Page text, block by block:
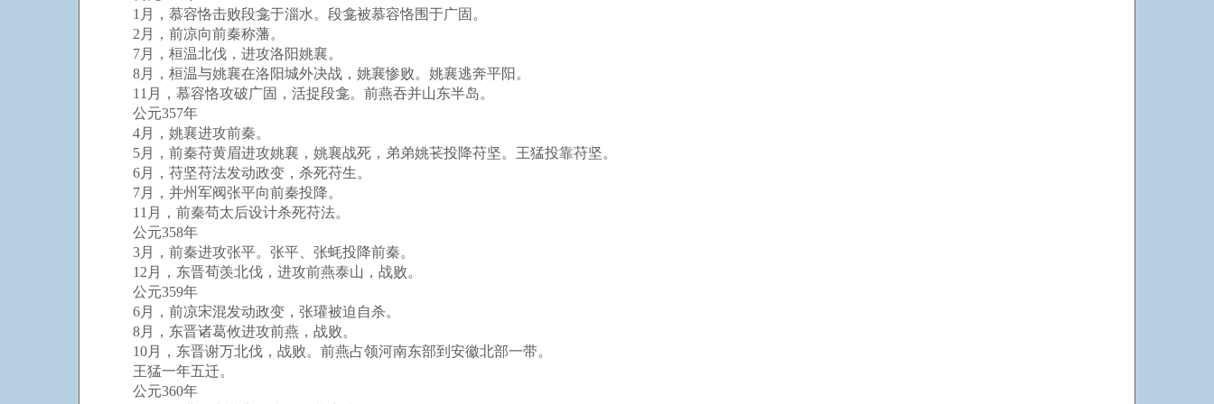
1月，慕容恪击败段龛于淄水。段龛被慕容恪围于广固。
2月，前凉向前秦称藩。
7月，桓温北伐，进攻洛阳姚襄。
8月，桓温与姚襄在洛阳城外决战，姚襄惨败。姚襄逃奔平阳。
11月，慕容恪攻破广固，活捉段龛。前燕吞并山东半岛。
公元357年
4月，姚襄进攻前秦。
5月，前秦苻黄眉进攻姚襄，姚襄战死，弟弟姚苌投降苻坚。王猛投靠苻坚。
6月，苻坚苻法发动政变，杀死苻生。
7月，并州军阀张平向前秦投降。
11月，前秦苟太后设计杀死苻法。
公元358年
3月，前秦进攻张平。张平、张蚝投降前秦。
12月，东晋荀羡北伐，进攻前燕泰山，战败。
公元359年
6月，前凉宋混发动政变，张瓘被迫自杀。
8月，东晋诸葛攸进攻前燕，战败。
10月，东晋谢万北伐，战败。前燕占领河南东部到安徽北部一带。
王猛一年五迁。
公元360年